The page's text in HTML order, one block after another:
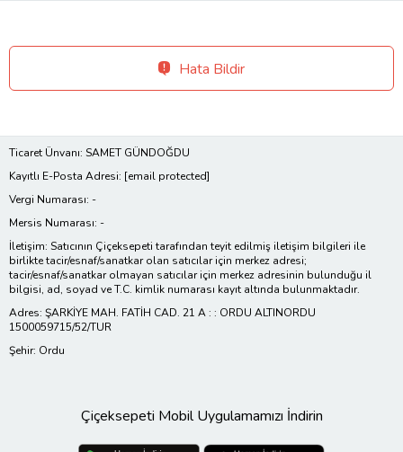
Hata Bildir
Ticaret Ünvanı: SAMET GÜNDOĞDU
Kayıtlı E-Posta Adresi: [email protected]
Vergi Numarası: -
Mersis Numarası: -
İletişim: Satıcının Çiçeksepeti tarafından teyit edilmiş iletişim bilgileri ile
birlikte tacir/esnaf/sanatkar olan satıcılar için merkez adresi;
tacir/esnaf/sanatkar olmayan satıcılar için merkez adresinin bulunduğu il
bilgisi, ad, soyad ve T.C. kimlik numarası kayıt altında bulunmaktadır.
Adres: ŞARKİYE MAH. FATİH CAD. 21 A : : ORDU ALTINORDU
1500059715/52/TUR
Şehir: Ordu
Çiçeksepeti Mobil Uygulamamızı İndirin